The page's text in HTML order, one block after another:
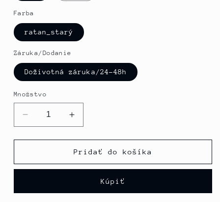
Farba
ratan_starý
Záruka/Dodanie
Doživotná záruka/24-48h
Množstvo
Znížiť
množstvo
pre
Woman
1.0
Zvýšte
množstvo
pre
TheG
Woman
Cardigan
1.0
Pridať do košíka
Kúpiť